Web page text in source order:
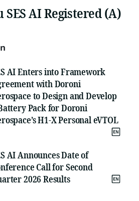
AI Registered (A)
AI Enters into Framework
with Doroni
to Design and Develop
Pack for Doroni
H1-X Personal eVTOL
AI Announces Date of
Call for Second
2026 Results